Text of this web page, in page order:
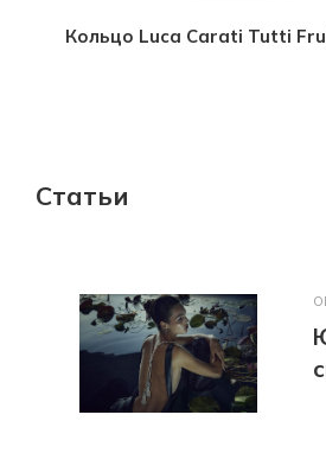
Кольцо Luca Carati Tutti
Статьи